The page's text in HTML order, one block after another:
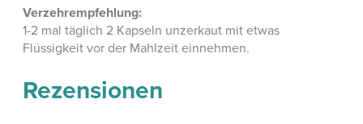
Verzehrempfehlung:
1-2 mal täglich 2 Kapseln unzerkaut mit etwas
Flüssigkeit vor der Mahlzeit einnehmen.
Rezensionen